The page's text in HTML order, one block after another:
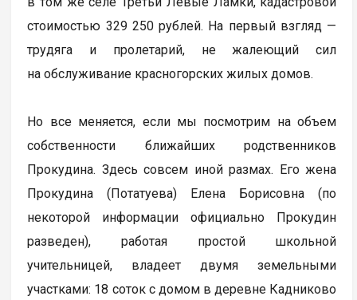
стоимостью 329 250 рублей. На первый взгляд —
трудяга и пролетарий, не жалеющий сил
на обслуживание красногорских жилых домов.
Но все меняется, если мы посмотрим на объем
собственности ближайших родственников
Прокудина. Здесь совсем иной размах. Его жена
Прокудина (Потатуева) Елена Борисовна (по
некоторой информации официально Прокудин
разведен), работая простой школьной
учительницей, владеет двумя земельными
участками: 18 соток с домом в деревне Кадниково